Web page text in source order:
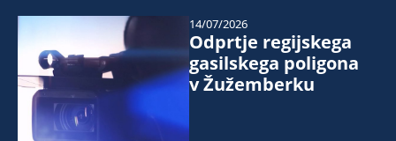
Odprtje regijskega
gasilskega poligona
v Žužemberku
14/07/2026